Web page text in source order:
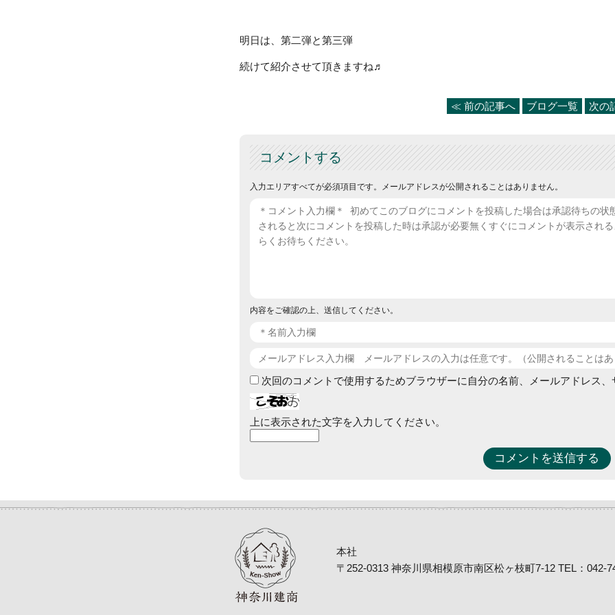
明日は、第二弾と第三弾
続けて紹介させて頂きますね♬
≪ 前の記事へ ブログ一覧 次の
コメントする
入力エリアすべてが必須項目です。メールアドレスが公開されることはありません。
内容をご確認の上、送信してください。
次回のコメントで使用するためブラウザーに自分の名前、メールアドレス
上に表示された文字を入力してください。
本社
〒252-0313 神奈川県相模原市南区松ヶ枝町7-12 TEL：042-